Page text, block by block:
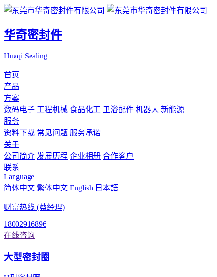
华奇密封件
Huaqi Sealing
首页
产品
方案
数码电子 工程机械 食品化工 卫浴配件 机器人 新能源
服务
资料下载 常见问题 服务承诺
关于
公司简介 发展历程 企业相册 合作客户
联系
Language
简体中文 繁体中文 English 日本語
财富热线 (蔡经理)
18002916896
在线咨询
大型密封圈